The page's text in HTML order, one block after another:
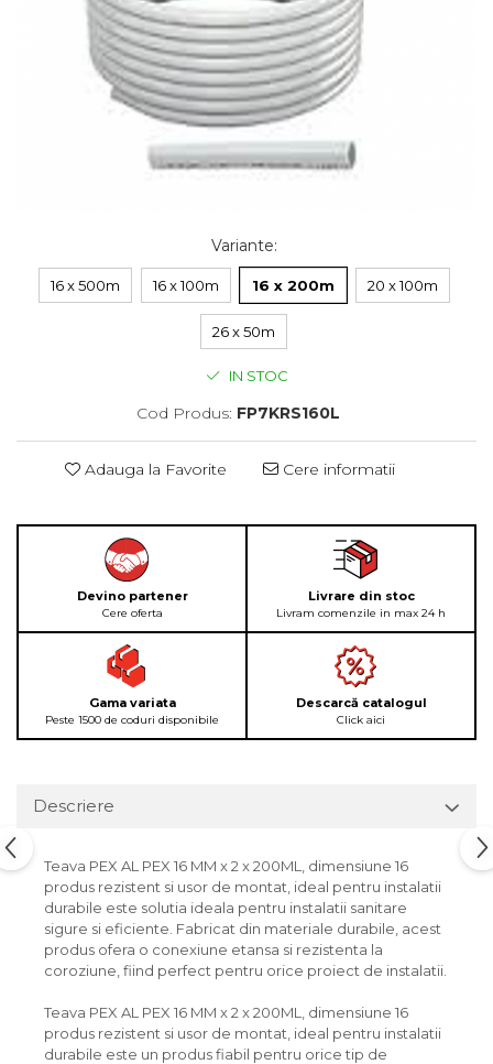
Variante:
16 x 500m 16 x 100m 16 x 200m 20 x 100m
26 x 50m
IN STOC
Cod Produs: FP7KRS160L
Adauga la Favorite Cere informatii
Devino partener
Cere oferta
Livrare din stoc
Livram comenzile in max 24 h
Gama variata
Peste 1500 de coduri disponibile
Descarcă catalogul
Click aici
Descriere
Teava PEX AL PEX 16 MM x 2 x 200ML, dimensiune 16
produs rezistent si usor de montat, ideal pentru instalatii
durabile este solutia ideala pentru instalatii sanitare
sigure si eficiente. Fabricat din materiale durabile, acest
produs ofera o conexiune etansa si rezistenta la
coroziune, fiind perfect pentru orice proiect de instalatii.
Teava PEX AL PEX 16 MM x 2 x 200ML, dimensiune 16
produs rezistent si usor de montat, ideal pentru instalatii
durabile este un produs fiabil pentru orice tip de